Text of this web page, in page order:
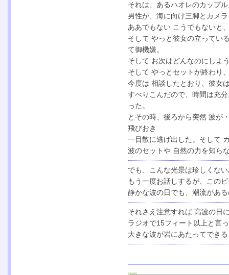
それは、あるハオレのカップ
男性が、海に向け三脚とカメ
ああでもない こうでもないと
そして やっと彼女の立ってい
て御機嫌。
そして お次はどんなのにしよ
そして やっとセットが終わり
今度は 相談したとおり、彼女
すべりこんだので、時間は充
った。
とその時、後ろから突然 波が
飛びおき
一目散に逃げ出した。そして
波のセットや 自然の力を知ら
でも、こんな光景は珍しくない
もう一度お話しするが、この
静かな波の日でも、潮流があ
それさえ注意すれば 高波の日
ラジオで15フィート以上と言
大きな波が岩にあたってでき